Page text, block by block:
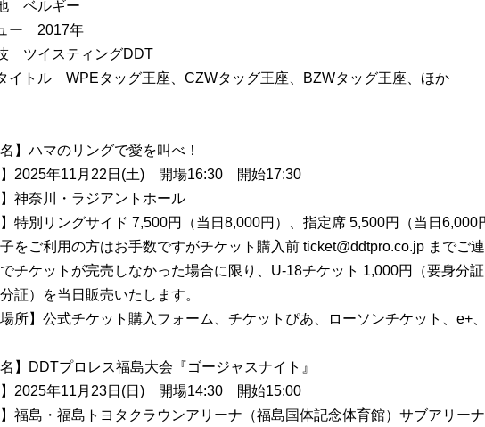
ベルギー
ー 2017年
ツイスティングDDT
イトル WPEタッグ王座、CZWタッグ王座、BZWタッグ王座、ほか
名】ハマのリングで愛を叫べ！
】2025年11月22日(土) 開場16:30 開始17:30
】神奈川・ラジアントホール
】特別リングサイド 7,500円（当日8,000円）、指定席 5,500円（当日6,000
をご利用の方はお手数ですがチケット購入前 ticket@ddtpro.co.jp までご連
チケットが完売しなかった場合に限り、U-18チケット 1,000円（要身分
分証）を当日販売いたします。
場所】公式チケット購入フォーム、チケットぴあ、ローソンチケット、e+
名】DDTプロレス福島大会『ゴージャスナイト』
】2025年11月23日(日) 開場14:30 開始15:00
】福島・福島トヨタクラウンアリーナ（福島国体記念体育館）サブアリーナ